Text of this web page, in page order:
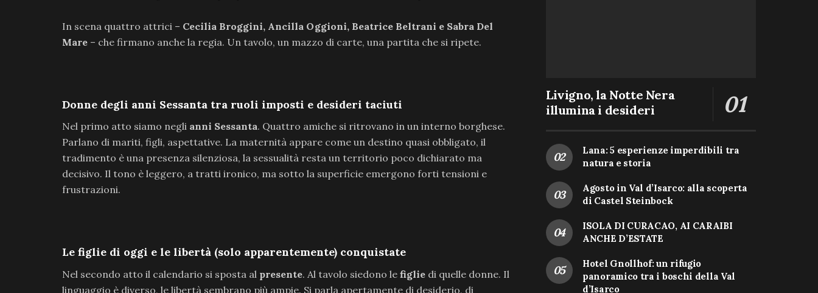
In scena quattro attrici – Cecilia Broggini, Ancilla Oggioni, Beatrice Beltrani e Sabra Del
Mare – che firmano anche la regia. Un tavolo, un mazzo di carte, una partita che si ripete.
Donne degli anni Sessanta tra ruoli imposti e desideri taciuti
Nel primo atto siamo negli anni Sessanta. Quattro amiche si ritrovano in un interno borghese.
Parlano di mariti, figli, aspettative. La maternità appare come un destino quasi obbligato, il
tradimento è una presenza silenziosa, la sessualità resta un territorio poco dichiarato ma
decisivo. Il tono è leggero, a tratti ironico, ma sotto la superficie emergono forti tensioni e
frustrazioni.
Le figlie di oggi e le libertà (solo apparentemente) conquistate
Nel secondo atto il calendario si sposta al presente. Al tavolo siedono le figlie di quelle donne. Il
linguaggio è diverso, le libertà sembrano più ampie. Si parla apertamente di desiderio, di
Livigno, la Notte Nera
illumina i desideri
Lana: 5 esperienze imperdibili tra
natura e storia
Agosto in Val d’Isarco: alla scoperta
di Castel Steinbock
ISOLA DI CURACAO, AI CARAIBI
ANCHE D’ESTATE
Hotel Gnollhof: un rifugio
panoramico tra i boschi della Val
d’Isarco